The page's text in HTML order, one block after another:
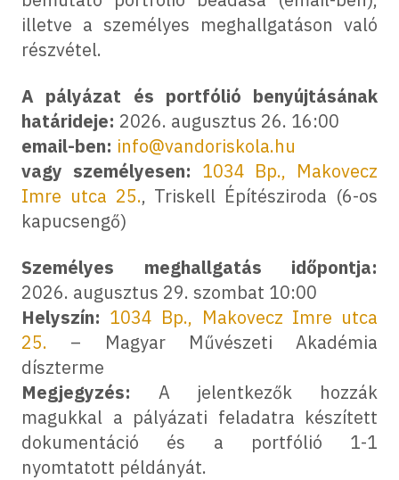
illetve a személyes meghallgatáson való
részvétel.
A pályázat és portfólió benyújtásának
határideje: 2026. augusztus 26. 16:00
email-ben: info@vandoriskola.hu
vagy személyesen: 1034 Bp., Makovecz
Imre utca 25., Triskell Építésziroda (6-os
kapucsengő)
Személyes meghallgatás időpontja:
2026. augusztus 29. szombat 10:00
Helyszín: 1034 Bp., Makovecz Imre utca
25. – Magyar Művészeti Akadémia
díszterme
Megjegyzés: A jelentkezők hozzák
magukkal a pályázati feladatra készített
dokumentáció és a portfólió 1-1
nyomtatott példányát.